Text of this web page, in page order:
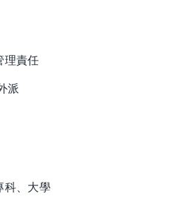
理責任
派
科、大學